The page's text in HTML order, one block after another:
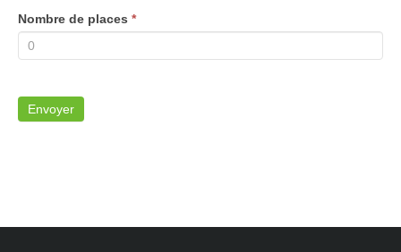
Nombre de places *